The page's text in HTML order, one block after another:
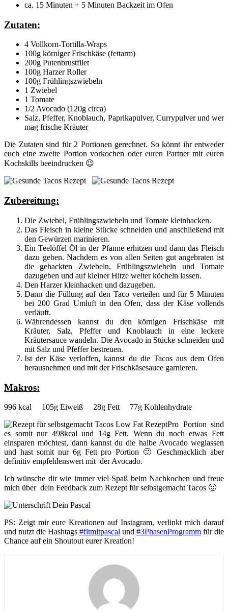
ca. 15 Minuten + 5 Minuten Backzeit im Ofen
Zutaten:
4 Vollkorn-Tortilla-Wraps
100g körniger Frischkäse (fettarm)
200g Putenbrustfilet
100g Harzer Roller
100g Frühlingszwiebeln
1 Zwiebel
1 Tomate
1/2 Avocado (120g circa)
Salz, Pfeffer, Knoblauch, Paprikapulver, Currypulver und wer
mag frische Kräuter
Die Zutaten sind für 2 Portionen gerechnet. So könnt ihr entweder
euch eine zweite Portion vorkochen oder euren Partner mit euren
Kochskills beeindrucken 😉
Zubereitung:
Die Zwiebel, Frühlingszwiebeln und Tomate kleinhacken.
Das Fleisch in kleine Stücke schneiden und anschließend mit
den Gewürzen marinieren.
Ein Teelöffel Öl in der Pfanne erhitzen und dann das Fleisch
dazu geben. Nachdem es von allen Seiten gut angebraten ist
die gehackten Zwiebeln, Frühlingszwiebeln und Tomate
dazugeben und auf kleiner Hitze weiter köcheln lassen.
Den Harzer kleinhacken und dazugeben.
Dann die Füllung auf den Taco verteilen und für 5 Minuten
bei 200 Grad Umluft in den Ofen, dass der Käse vollends
verläuft.
Währendessen kannst du den körnigen Frischkäse mit
Kräuter, Salz, Pfeffer und Knoblauch in eine leckere
Kräutersauce wandeln. Die Avocado in Stücke schneiden und
mit Salz und Pfeffer bestreuen.
Ist der Käse verloffen, kannst du die Tacos aus dem Ofen
herausnehmen und mit der Frischkäsesauce garnieren.
Makros:
996 kcal 105g Eiweiß 28g Fett 77g Kohlenhydrate
Pro Portion sind
es somit nur 498kcal und 14g Fett. Wenn du noch etwas Fett
einsparen möchtest, dann kannst du die halbe Avocado weglassen
und hast somit nur 6g Fett pro Portion 🙂 Geschmacklich aber
definitiv empfehlenswert mit der Avocado.
Ich wünsche dir wie immer viel Spaß beim Nachkochen und freue
mich über dein Feedback zum Rezept für selbstgemacht Tacos 🙂
PS: Zeigt mir eure Kreationen auf Instagram, verlinkt mich darauf
und nutzt die Hashtags #fitmitpascal und #3PhasenProgramm für die
Chance auf ein Shoutout eurer Kreation!